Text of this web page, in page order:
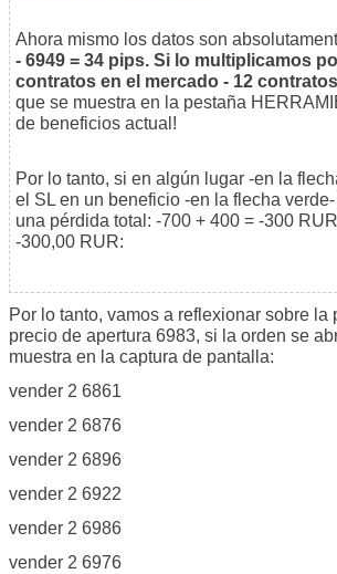
Ahora mismo los datos son
- 6949 = 34 pips. Si lo multiplicamos
contratos en el mercado - 12
que se muestra en la pestaña
de beneficios actual!
Por lo tanto, si en algún lugar -en la
el SL en un beneficio -en la flecha
una pérdida total: -700 + 400 = -300
-300,00 RUR:
Por lo tanto, vamos a reflexionar sobre la
precio de apertura 6983, si la orden se
muestra en la captura de pantalla:
vender 2 6861
vender 2 6876
vender 2 6896
vender 2 6922
vender 2 6986
vender 2 6976